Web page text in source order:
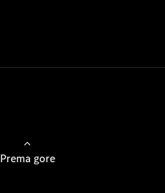
Prema gore